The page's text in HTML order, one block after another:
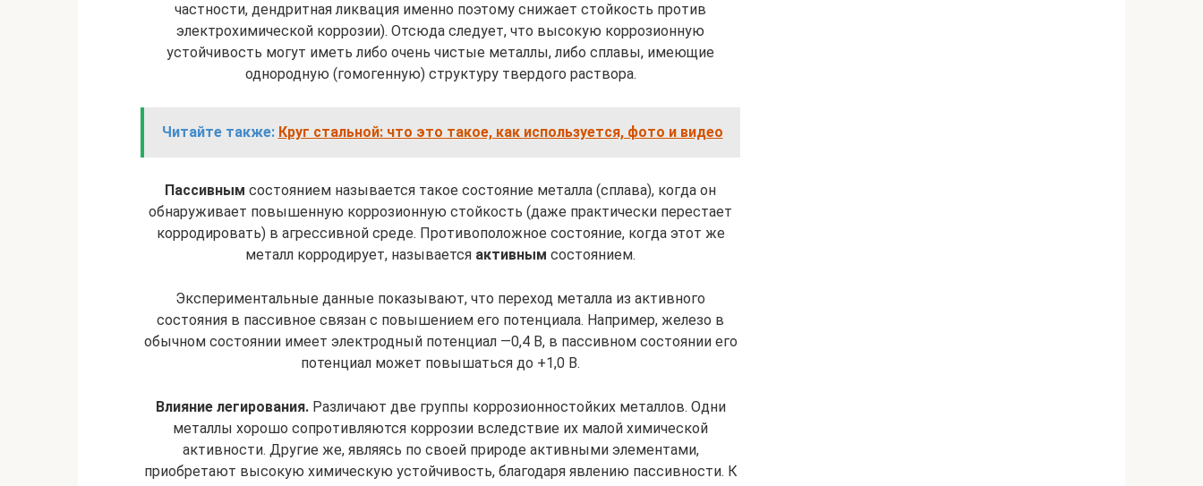
частности, дендритная ликвация именно поэтому снижает стойкость против
электрохимической коррозии). Отсюда следует, что высокую коррозионную
устойчивость могут иметь либо очень чистые металлы, либо сплавы, имеющие
однородную (гомогенную) струк­туру твердого раствора.
Читайте также: Круг стальной: что это такое, как используется, фото и видео
Пассивным состоянием называется такое состояние металла (сплава), когда он
обнаруживает повышенную коррозионную стойкость (даже практически перестает
корродировать) в агрессивной среде. Противоположное состояние, когда этот же
металл корродирует, называ­ется активным состоянием.
Экспериментальные данные показывают, что переход металла из активного
состояния в пассивное связан с повышением его потенциала. Например, железо в
обыч­ном состоянии имеет электродный потенциал —0,4 В, в пассивном состоянии его
потенциал может повышаться до +1,0 В.
Влияние легирования.Различают две группы коррозионностойких металлов. Одни
металлы хорошо сопро­тивляются коррозии вследствие их малой химической
активности. Другие же, являясь по своей природе актив­ными элементами,
приобретают высокую химическую устойчивость, благодаря явлению пассивности. К